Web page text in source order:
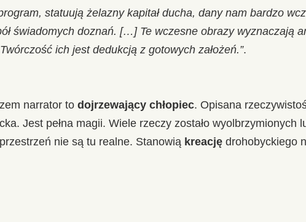
statuują żelazny kapitał ducha, dany nam bardzo
świadomych doznań. […] Te wczesne obrazy wyznaczają
ich jest dedukcją z gotowych założeń.”.
narrator to dojrzewający chłopiec. Opisana
Jest pełna magii. Wiele rzeczy zostało wyolbrzymionych
nie są tu realne. Stanowią kreację drohobyckiego